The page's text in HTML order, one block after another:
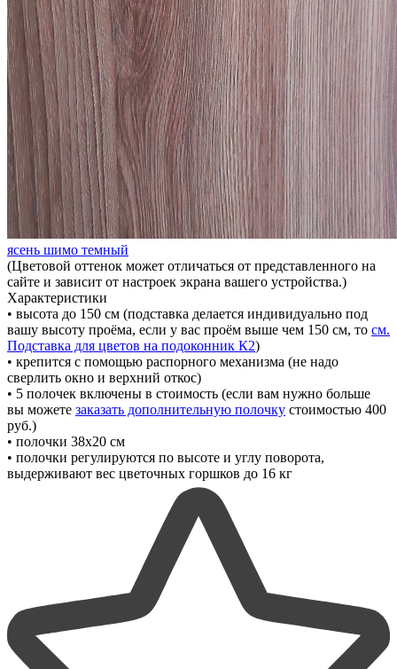
ясень шимо темный
(Цветовой оттенок может отличаться от представленного на
сайте и зависит от настроек экрана вашего устройства.)
Характеристики
• высота до 150 см (подставка делается индивидуально под
вашу высоту проёма, если у вас проём выше чем 150 см, то см.
Подставка для цветов на подоконник К2)
• крепится с помощью распорного механизма (не надо
сверлить окно и верхний откос)
• 5 полочек включены в стоимость (если вам нужно больше
вы можете заказать дополнительную полочку стоимостью 400
руб.)
• полочки 38х20 см
• полочки регулируются по высоте и углу поворота,
выдерживают вес цветочных горшков до 16 кг